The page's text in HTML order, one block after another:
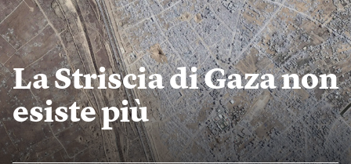
La Striscia di Gaza non
esiste più